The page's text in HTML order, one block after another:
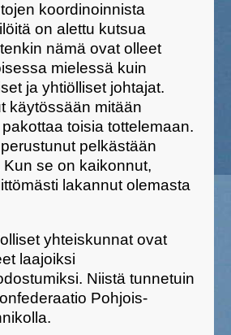
koordinoinnista
on alettu kutsua
nämä ovat olleet
mielessä kuin
ja yhtiölliset johtajat.
käytössään mitään
toisia tottelemaan.
pelkästään
Kun se on kaikonnut,
lakannut olemasta
yhteiskunnat ovat
laajoiksi
Niistä tunnetuin
Pohjois-